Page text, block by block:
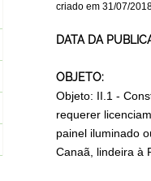
criado em 31/07/
DATA DA
OBJETO:
Objeto: II.1 -
requerer
painel iluminado
Canaã, lindeira à